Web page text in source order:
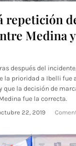
repetición
Medina
después del
la prioridad a Ibelli fue
que la decisión de
fue la correcta.
22, 2019